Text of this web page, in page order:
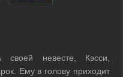
своей невесте, Кэсси,
Ему в голову приходит